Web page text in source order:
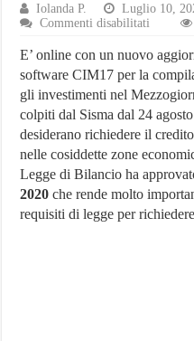
Iolanda P. Luglio 10,
Commenti disabilitati
il
nuovo
software
per
il
credito
imposta
E’ online con un nuovo
software CIM17 per la
gli investimenti nel
colpiti dal Sisma dal 24
desiderano richiedere il
nelle cosiddette zone
Legge di Bilancio ha
2020 che rende molto
requisiti di legge per